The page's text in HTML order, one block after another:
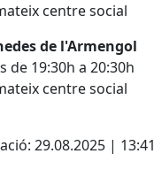
centre social
de l'Armengol
de 19:30h a 20:30h
centre social
29.08.2025 | 13:41